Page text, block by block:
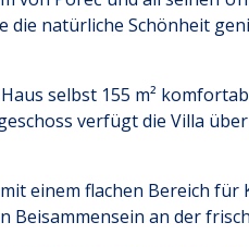
natürliche Schönheit
selbst 155 m²
verfügt die Villa
einem flachen Bereich
Beisammensein an der